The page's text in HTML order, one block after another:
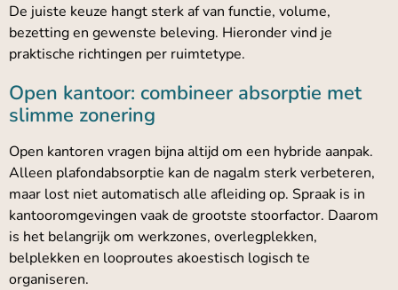
De juiste keuze hangt sterk af van functie, volume,
bezetting en gewenste beleving. Hieronder vind je
praktische richtingen per ruimtetype.
Open kantoor: combineer absorptie met
slimme zonering
Open kantoren vragen bijna altijd om een hybride aanpak.
Alleen plafondabsorptie kan de nagalm sterk verbeteren,
maar lost niet automatisch alle afleiding op. Spraak is in
kantooromgevingen vaak de grootste stoorfactor. Daarom
is het belangrijk om werkzones, overlegplekken,
belplekken en looproutes akoestisch logisch te
organiseren.